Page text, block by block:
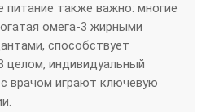
питание также важно: многие
омега-3 жирными
способствует
целом, индивидуальный
врачом играют ключевую